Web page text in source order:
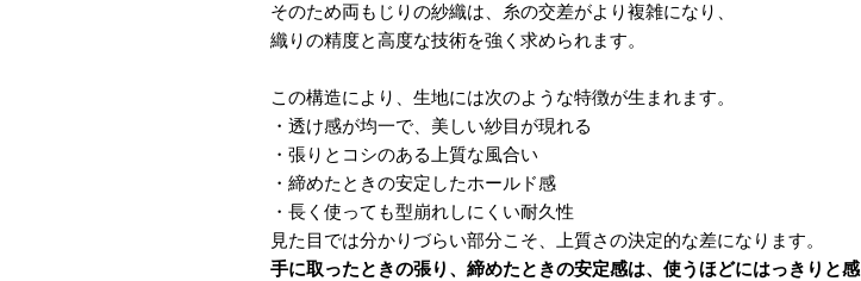
そのため両もじりの紗織は、糸の交差がより複雑になり、
織りの精度と高度な技術を強く求められます。
この構造により、生地には次のような特徴が生まれます。
・透け感が均一で、美しい紗目が現れる
・張りとコシのある上質な風合い
・締めたときの安定したホールド感
・長く使っても型崩れしにくい耐久性
見た目では分かりづらい部分こそ、上質さの決定的な差になります。
手に取ったときの張り、締めたときの安定感は、使うほどにはっきりと感